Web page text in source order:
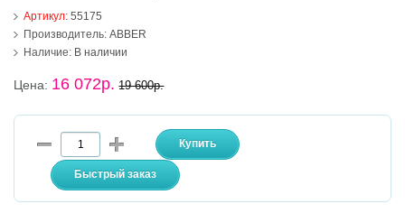
Артикул:55175
Производитель: ABBER
Наличие: В наличии
Цена: 16 072р. 19 600р.